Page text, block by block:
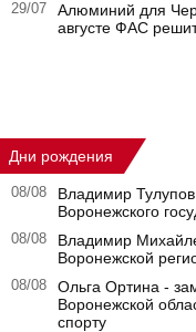
29/07
Алюминий для
августе ФАС
Дни рождения
08/08
Владимир
Воронежского
08/08
Владимир
Воронежской
08/08
Ольга Ортина -
Воронежской
спорту